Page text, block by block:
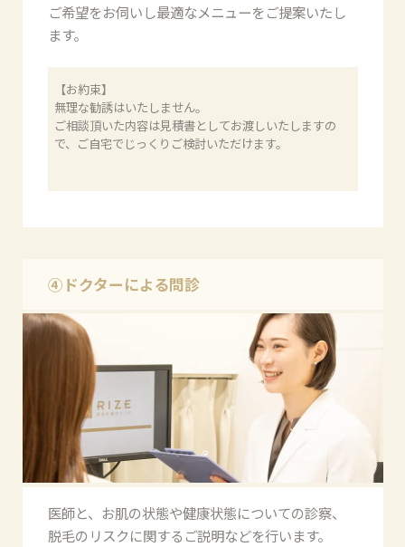
ご希望をお伺いし最適なメニューをご提案いたし
ます。
【お約束】
無理な勧誘はいたしません。
ご相談頂いた内容は見積書としてお渡しいたしますの
で、ご自宅でじっくりご検討いただけます。
④ドクターによる問診
医師と、お肌の状態や健康状態についての診察、
脱毛のリスクに関するご説明などを行います。